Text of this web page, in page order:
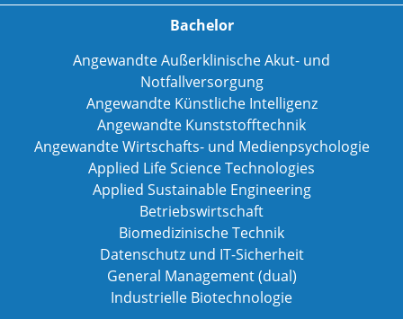
Bachelor
Angewandte Außerklinische Akut- und
Notfallversorgung
Angewandte Künstliche Intelligenz
Angewandte Kunststofftechnik
Angewandte Wirtschafts- und Medienpsychologie
Applied Life Science Technologies
Applied Sustainable Engineering
Betriebswirtschaft
Biomedizinische Technik
Datenschutz und IT-Sicherheit
General Management (dual)
Industrielle Biotechnologie